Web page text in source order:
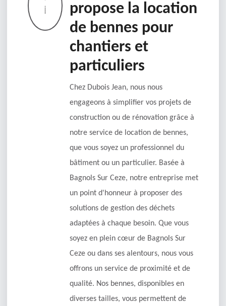
propose la location
de bennes pour
chantiers et
particuliers
Chez Dubois Jean, nous nous
engageons à simplifier vos projets de
construction ou de rénovation grâce à
notre service de location de bennes,
que vous soyez un professionnel du
bâtiment ou un particulier. Basée à
Bagnols Sur Ceze, notre entreprise met
un point d'honneur à proposer des
solutions de gestion des déchets
adaptées à chaque besoin. Que vous
soyez en plein cœur de Bagnols Sur
Ceze ou dans ses alentours, nous vous
offrons un service de proximité et de
qualité. Nos bennes, disponibles en
diverses tailles, vous permettent de